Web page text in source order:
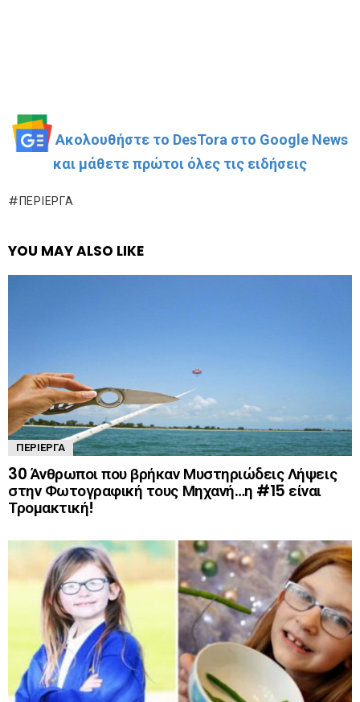
Ακολουθήστε το DesTora στο Google News
και μάθετε πρώτοι όλες τις ειδήσεις
ΠΕΡΊΕΡΓΑ
YOU MAY ALSO LIKE
ΠΕΡΊΕΡΓΑ
30 Άνθρωποι που βρήκαν Μυστηριώδεις Λήψεις
στην Φωτογραφική τους Μηχανή…η #15 είναι
Τρομακτική!